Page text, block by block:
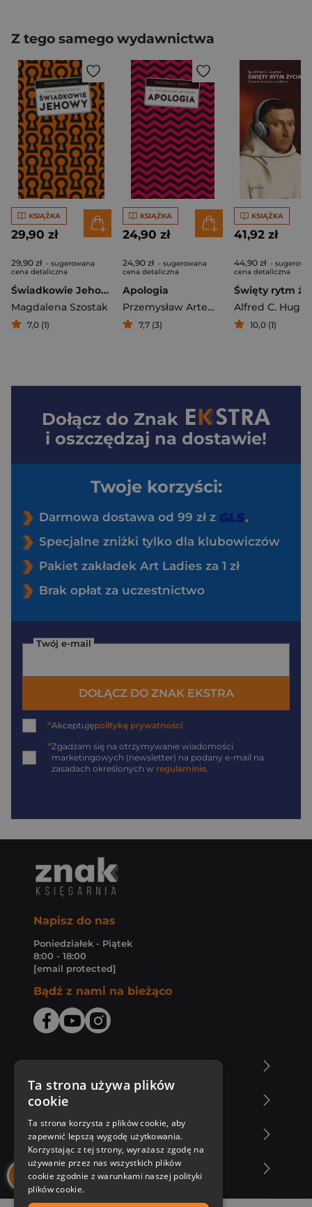
Z tego samego wydawnictwa
KSIĄŻKA
29,90 zł
29,90 zł - sugerowana
cena detaliczna
Świadkowie Jehowy
Magdalena Szostak
7,0 (1)
KSIĄŻKA
24,90 zł
24,90 zł - sugerowana
cena detaliczna
Apologia
Przemysław Artemiuk
7,7 (3)
KSIĄŻKA
41,92 zł
44,90 zł -
cena detaliczna
Alfred C.
10,0 (1)
Dołącz do Znak
i oszczędzaj na dostawie!
Twoje korzyści:
Darmowa dostawa od 99 zł z
Specjalne zniżki tylko dla klubowiczów
Pakiet zakładek Art Ladies za 1 zł
Brak opłat za uczestnictwo
Twój e-mail
DOŁĄCZ DO ZNAK EKSTRA
*Akceptujępolitykę prywatności
*Zgadzam się na otrzymywanie wiadomości
marketingowych (newsletter) na podany e-mail na
zasadach określonych w regulaminie.
Napisz do nas
Poniedziałek - Piątek
8:00 - 18:00
[email protected]
Bądź z nami na bieżąco
Zakupy u nas
Nasza oferta
Nasi autorzy
Ta strona używa plików
cookie
Ta strona korzysta z plików cookie, aby
zapewnić lepszą wygodę użytkowania.
Korzystając z tej strony, wyrażasz zgodę na
używanie przez nas wszystkich plików
cookie zgodnie z warunkami naszej polityki
plików cookie.